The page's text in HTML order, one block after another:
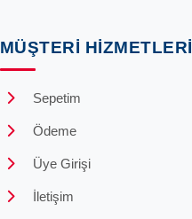
MÜŞTERI HIZMETLERI
Sepetim
Ödeme
Üye Girişi
İletişim